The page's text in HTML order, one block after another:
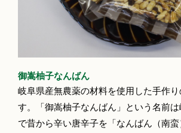
御嵩柚子なんばん
岐阜県産無農薬の材料を使用した手作
す。「御嵩柚子なんばん」という名前
で昔から辛い唐辛子を「なんばん（南